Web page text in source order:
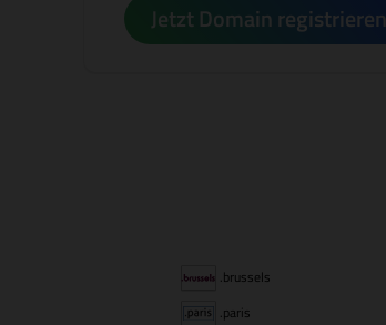
Jetzt Domain registrieren
.brussels
.paris